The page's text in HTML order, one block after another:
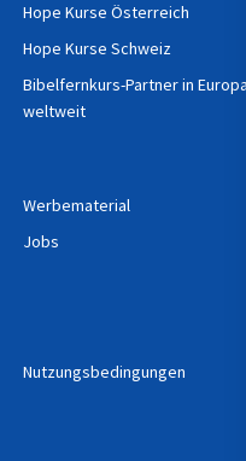
Hope Kurse Österreich
Hope Kurse Schweiz
Bibelfernkurs-Partner in
weltweit
Werbematerial
Jobs
Nutzungsbedingungen